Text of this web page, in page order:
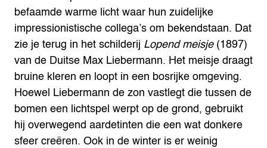
befaamde warme licht waar hun zuidelijke
impressionistische collega’s om bekendstaan. Dat
zie je terug in het schilderij Lopend meisje(1897)
van de Duitse Max Liebermann. Het meisje draagt
bruine kleren en loopt in een bosrijke omgeving.
Hoewel Liebermann de zon vastlegt die tussen de
bomen een lichtspel werpt op de grond, gebruikt
hij overwegend aardetinten die een wat donkere
sfeer creëren. Ook in de winter is er weinig